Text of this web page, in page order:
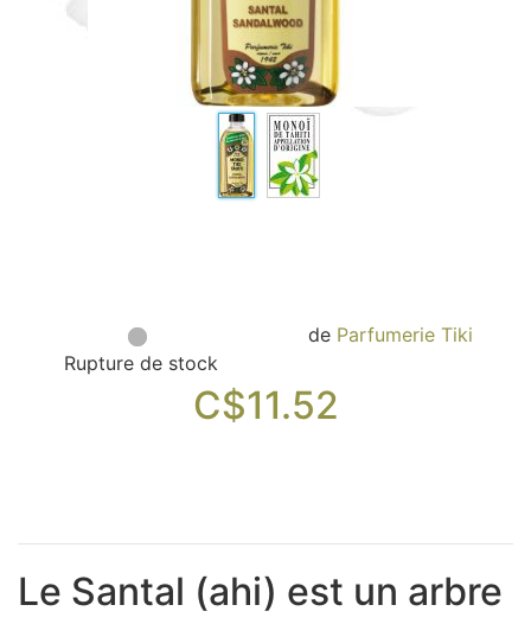
Sacs, Bijoux et Accessoires (33)
Rupture de stock
de Parfumerie Tiki
C$11.52
Le Santal (ahi) est un arbre